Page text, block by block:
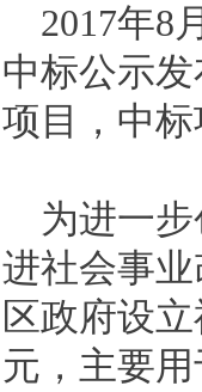
2017年8
中标公示
项目，中
为进一
进社会事
区政府设
元，主要